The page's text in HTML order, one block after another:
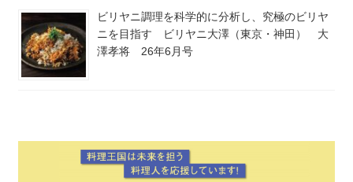
ビリヤニ調理を科学的に分析し、究極のビリヤ
ニを目指す ビリヤニ大澤（東京・神田） 大
澤孝将 26年6月号